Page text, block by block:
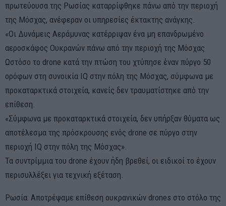
πρωτεύουσα της Ρωσίας καταρρίφθηκε πάνω από την περιοχή
της Μόσχας, ανέφεραν οι υπηρεσίες έκτακτης ανάγκης.
«Οι Δυνάμεις Αεράμυνας κατέρριψαν ένα μη επανδρωμένο
αεροσκάφος Ουκρανών πάνω από την περιοχή της Μόσχας
Ωστόσο το drone κατά την πτώση του χτύπησε έναν πύργο 50
ορόφων στη συνοικία IQ στην πόλη της Μόσχας, σύμφωνα με
προκαταρκτικά στοιχεία, κανείς δεν τραυματίστηκε από την
επίθεση.
«Σύμφωνα με προκαταρκτικά στοιχεία, δεν υπήρξαν θύματα ως
αποτέλεσμα της πρόσκρουσης ενός drone σε πύργο στην
περιοχή IQ στην πόλη της Μόσχας».
Τα συντρίμμια του drone έχουν ήδη βρεθεί, οι ειδικοί το έχουν
περισυλλέξει για τεχνική εξέταση.
Ρωσία: Αποτρέψαμε επίθεση ουκρανικών drones στο στόλο της